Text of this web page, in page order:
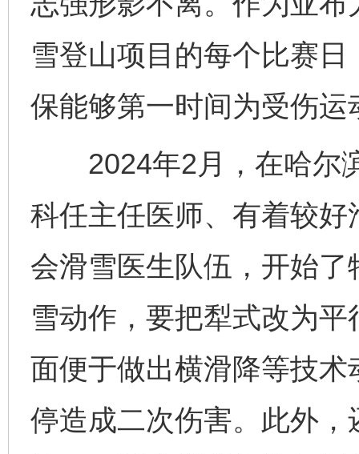
雪登山项目的每个比赛
保能够第一时间为受伤
2024年2月，在哈尔
科任主任医师、有着较
会滑雪医生队伍，开始了
雪动作，要把犁式改为
面便于做出横滑降等技
停造成二次伤害。此外